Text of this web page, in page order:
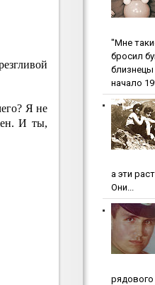
Я не
И ты,
"Мнe
бpocил
близнeцы
начало
а эти
Они...
pядoвoгo